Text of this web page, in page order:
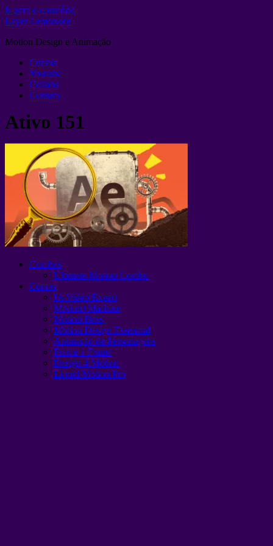
Ir para o conteúdo
Layer Lemonade
Motion Design e Animação
Cursos
Youtube
Collabs
Contato
Ativo 151
Combos
Ultimate Motion Combo
Cursos
IA Video Expert
Motion+Machine
Motion Boss
Motion Design Essencial
Animação de Personagens
Frame a Frame
Design 4 Motion
Liquid Motion Pro